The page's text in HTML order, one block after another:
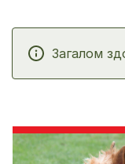
Загалом